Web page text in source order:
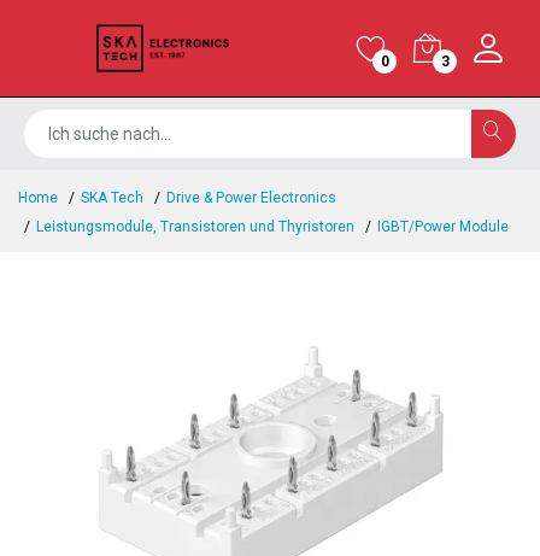
0 3
Home SKA Tech
Drive & Power Electronics
Leistungsmodule, Transistoren und Thyristoren
IGBT/Power Module